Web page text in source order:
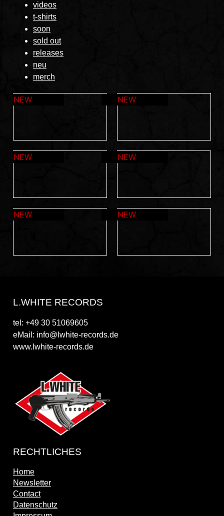
videos
t-shirts
soon
sold out
releases
neu
merch
L.WHITE RECORDS
tel: +49 30 51069605
eMail: info@lwhite-records.de
www.lwhite-records.de
RECHTLICHES
Home
Newsletter
Contact
Datenschutz